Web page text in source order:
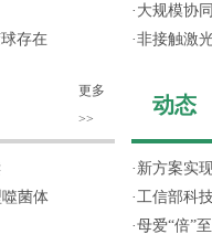
存在
更多
>>
菌体
· 大规模协
·非接触激
动态
· 新方案实
·工信部科
·母爱“倍”